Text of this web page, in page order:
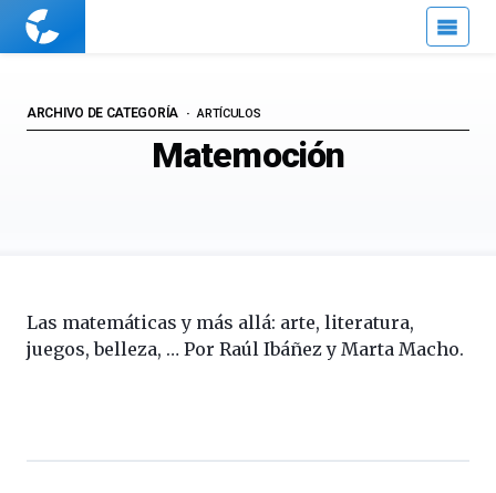
Cuaderno
Matemoción
ARCHIVO DE CATEGORÍA ARTÍCULOS
Las matemáticas y más allá: arte, literatura,
juegos, belleza, … Por Raúl Ibáñez y Marta Macho.